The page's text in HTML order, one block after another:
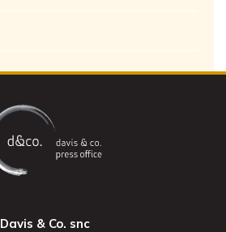
Davis & Co. snc